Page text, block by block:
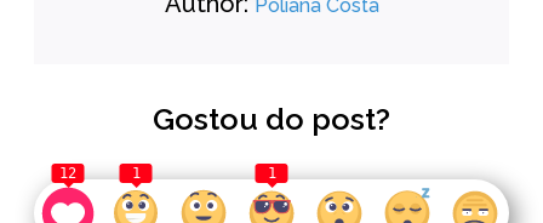
Poliana Costa
Gostou do post?
12 1 1